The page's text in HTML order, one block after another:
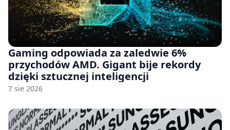
Gaming odpowiada za zaledwie 6%
przychodów AMD. Gigant bije rekordy
dzięki sztucznej inteligencji
7 sie 2026